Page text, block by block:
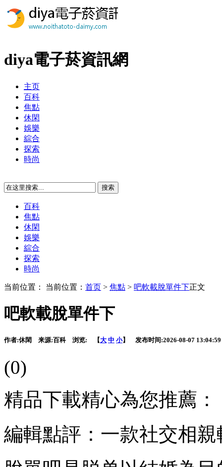
diya電子菸資訊網
主页
百科
焦點
休閑
娛樂
綜合
探索
時尚
百科
焦點
休閑
娛樂
綜合
探索
時尚
当前位置： 当前位置： 首页 > 焦點 > 吧軟載脫單件下正文
吧軟載脫單件下
作者:休閑 来源:百科浏览: 【大 中 小】 发布时间:2026-08-07 13:04:59
(0)
精品下載精心為您推薦：
編輯點評：一款社交相親